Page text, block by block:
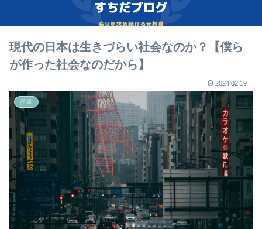
現代の日本は生きづらい社会なのか？【僕ら
が作った社会なのだから】
2024.02.19
読書